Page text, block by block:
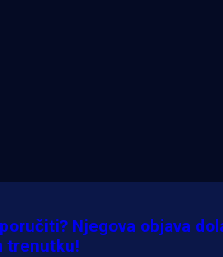
Njegova objava
trenutku!